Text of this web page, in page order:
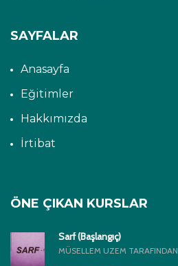
SAYFALAR
Anasayfa
Eğitimler
Hakkımızda
İrtibat
ÖNE ÇIKAN KURSLAR
Sarf (Başlangıç)
MÜSELLEM UZEM TARAFINDAN